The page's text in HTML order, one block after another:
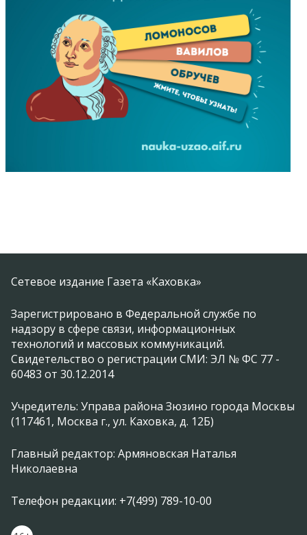
Сетевое издание Газета «Каховка»
Зарегистрировано в Федеральной службе по
надзору в сфере связи, информационных
технологий и массовых коммуникаций.
Свидетельство о регистрации СМИ: ЭЛ № ФС 77 -
60483 от 30.12.2014
Учредитель: Управа района Зюзино города Москвы
(117461, Москва г., ул. Каховка, д. 12Б)
Главный редактор: Армяновская Наталья
Николаевна
Телефон редакции: +7(499) 789-10-00